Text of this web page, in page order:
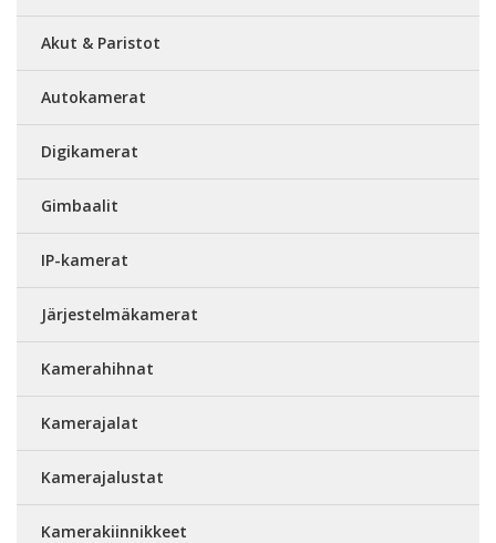
Akut & Paristot
Autokamerat
Digikamerat
Gimbaalit
IP-kamerat
Järjestelmäkamerat
Kamerahihnat
Kamerajalat
Kamerajalustat
Kamerakiinnikkeet